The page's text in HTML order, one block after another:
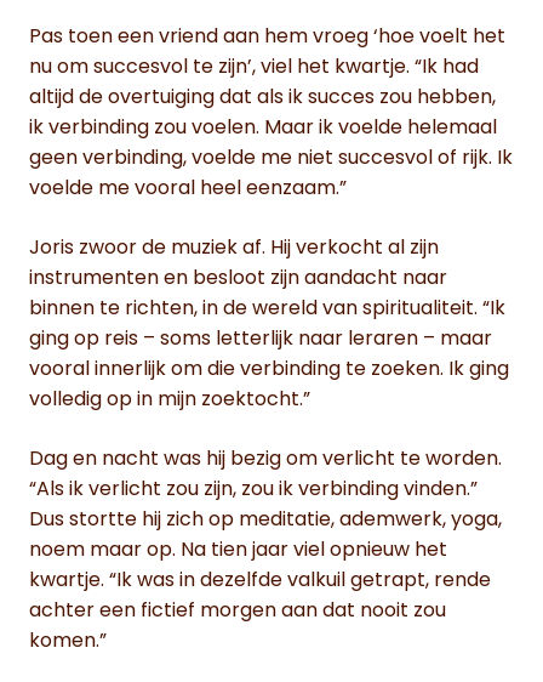
Pas toen een vriend aan hem vroeg ‘hoe voelt het
nu om succesvol te zijn’, viel het kwartje. “Ik had
altijd de overtuiging dat als ik succes zou hebben,
ik verbinding zou voelen. Maar ik voelde helemaal
geen verbinding, voelde me niet succesvol of rijk. Ik
voelde me vooral heel eenzaam.”
Joris zwoor de muziek af. Hij verkocht al zijn
instrumenten en besloot zijn aandacht naar
binnen te richten, in de wereld van spiritualiteit. “Ik
ging op reis – soms letterlijk naar leraren – maar
vooral innerlijk om die verbinding te zoeken. Ik ging
volledig op in mijn zoektocht.”
Dag en nacht was hij bezig om verlicht te worden.
“Als ik verlicht zou zijn, zou ik verbinding vinden.”
Dus stortte hij zich op meditatie, ademwerk, yoga,
noem maar op. Na tien jaar viel opnieuw het
kwartje. “Ik was in dezelfde valkuil getrapt, rende
achter een fictief morgen aan dat nooit zou
komen.”